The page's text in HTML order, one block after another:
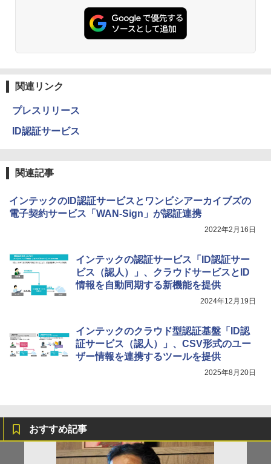
関連リンク
プレスリリース
ID認証サービス
関連記事
インテックのID認証サービスとワンビシアーカイブズの
電子契約サービス「WAN-Sign」が認証連携
2022年2月16日
インテックの認証サービス「ID認証サー
ビス（認人）」、クラウドサービスとID
情報を自動同期する新機能を提供
2024年12月19日
インテックのクラウド型認証基盤「ID認
証サービス（認人）」、CSV形式のユー
ザー情報を連携するツールを提供
2025年8月20日
おすすめ記事